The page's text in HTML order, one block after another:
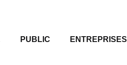
PUBLIC ENTREPRISES